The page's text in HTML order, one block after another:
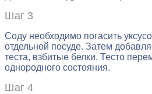
Шаг 3
Соду необходимо погасить
отдельной посуде. Затем
теста, взбитые белки. Тесто
однородного состояния.
Шаг 4